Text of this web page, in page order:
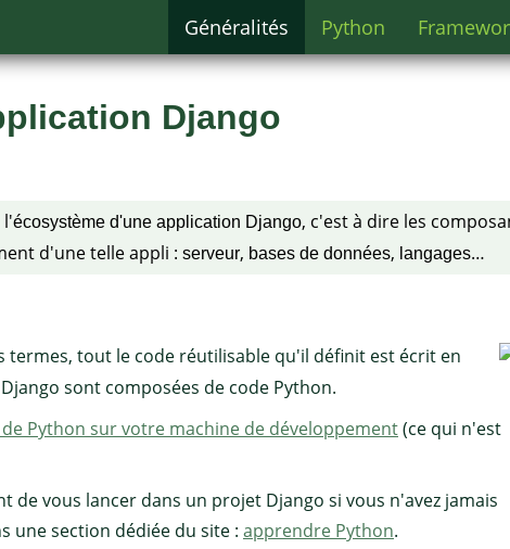
Généralités Python
Django
l'écosystème d'une application Django, c'est à dire les
d'une telle appli : serveur, bases de données, langages…
termes, tout le code réutilisable qu'il définit est écrit en
sont composées de code Python.
Python sur votre machine de développement(ce qui n'est
de vous lancer dans un projet Django si vous n'avez jamais
une section dédiée du site : apprendre Python.